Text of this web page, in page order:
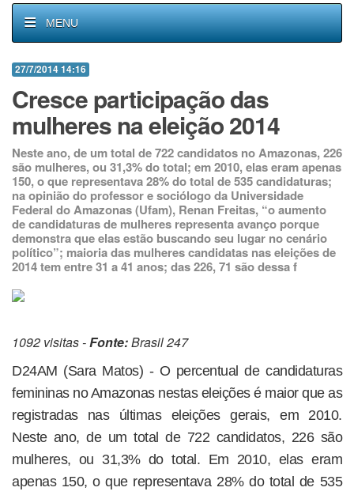
MENU
27/7/2014 14:16
Cresce participação das
mulheres na eleição 2014
Neste ano, de um total de 722 candidatos no Amazonas, 226
são mulheres, ou 31,3% do total; em 2010, elas eram apenas
150, o que representava 28% do total de 535 candidaturas;
na opinião do professor e sociólogo da Universidade
Federal do Amazonas (Ufam), Renan Freitas, “o aumento
de candidaturas de mulheres representa avanço porque
demonstra que elas estão buscando seu lugar no cenário
político”; maioria das mulheres candidatas nas eleições de
2014 tem entre 31 a 41 anos; das 226, 71 são dessa f
1092 visitas -Fonte:Brasil 247
D24AM (Sara Matos) - O percentual de candidaturas
femininas no Amazonas nestas eleições é maior que as
registradas nas últimas eleições gerais, em 2010.
Neste ano, de um total de 722 candidatos, 226 são
mulheres, ou 31,3% do total. Em 2010, elas eram
apenas 150, o que representava 28% do total de 535